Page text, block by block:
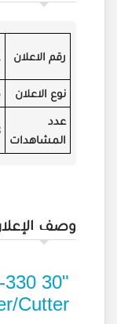
رقم الاعلان
نوع الاعلان
عدد
المشاهدات
وصف
330 30"
Cutter